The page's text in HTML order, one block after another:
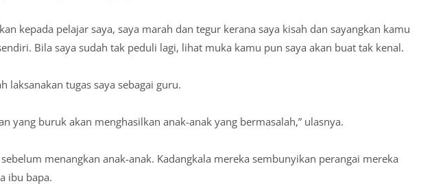
kepada pelajar saya, saya marah dan tegur kerana saya kisah dan sayangkan kamu
Bila saya sudah tak peduli lagi, lihat muka kamu pun saya akan buat tak kenal.
laksanakan tugas saya sebagai guru.
yang buruk akan menghasilkan anak-anak yang bermasalah,” ulasnya.
menangkan anak-anak. Kadangkala mereka sembunyikan perangai mereka
ibu bapa.